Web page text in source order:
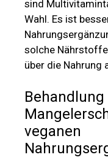
sind
Wahl. Es ist
solche
über die Nahrung
Behandlung
veganen